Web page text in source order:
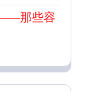
——那些容